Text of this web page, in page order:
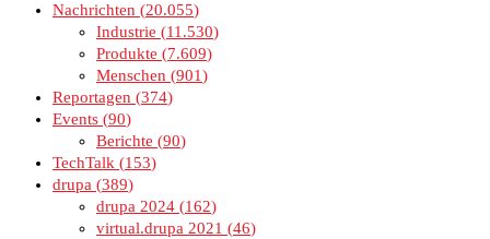
Nachrichten
20.055
Industrie
11.530
Produkte
7.609
Menschen
901
Reportagen
374
Events 90
Berichte
90
TechTalk
153
drupa 389
drupa 2024
162
virtual.drupa 2021
46